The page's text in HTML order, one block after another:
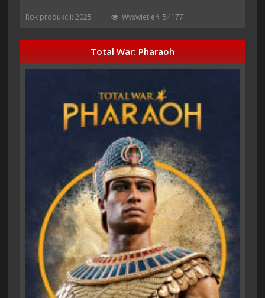
Rok produkcji: 2025 Wyświetleń: 54177
Total War: Pharaoh